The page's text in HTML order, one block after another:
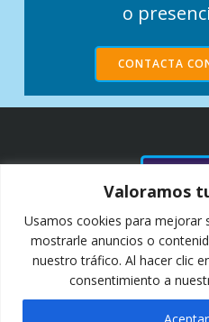
Valoramos
Usamos cookies para mejorar
mostrarle anuncios o
nuestro tráfico. Al hacer clic
consentimiento a
o
CONTACTA